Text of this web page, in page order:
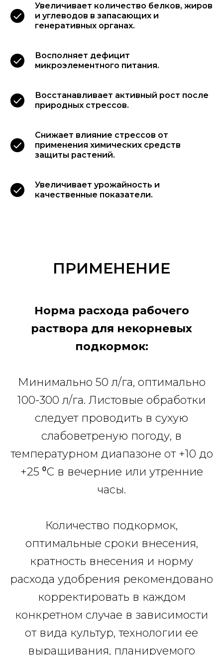
Увеличивает количество белков, жиров
и углеводов в запасающих и
генеративных органах.
Восполняет дефицит
микроэлементного питания.
Восстанавливает активный рост после
природных стрессов.
Снижает влияние стрессов от
применения химических средств
защиты растений.
Увеличивает урожайность и
качественные показатели.
ПРИМЕНЕНИЕ
Норма расхода рабочего
раствора для некорневых
подкормок:
Минимально 50 л/га, оптимально
100-300 л/га. Листовые обработки
следует проводить в сухую
слабоветреную погоду, в
температурном диапазоне от +10 до
+25 ⁰С в вечерние или утренние
часы.
Количество подкормок,
оптимальные сроки внесения,
кратность внесения и норму
расхода удобрения рекомендовано
корректировать в каждом
конкретном случае в зависимости
от вида культур, технологии ее
выращивания, планируемого